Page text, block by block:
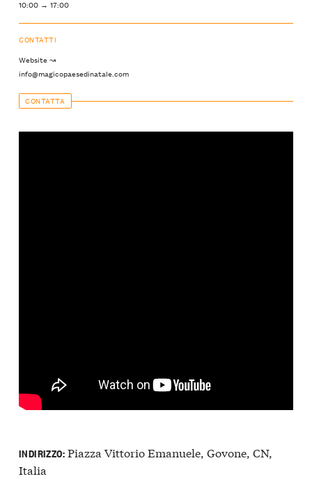
10:00 → 17:00
CONTATTI
Website ↝
info@magicopaesedinatale.com
CONTATTA
INDIRIZZO:Piazza Vittorio Emanuele, Govone, CN,
Italia